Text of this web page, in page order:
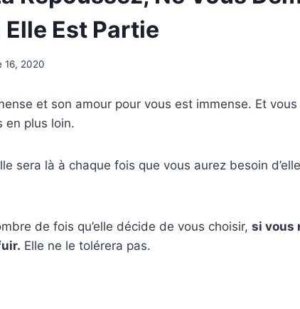
Est Partie
16, 2020
et son amour pour vous est immense. Et
en plus loin.
sera là à chaque fois que vous aurez besoin
de fois qu’elle décide de vous choisir, si vous
Elle ne le tolérera pas.